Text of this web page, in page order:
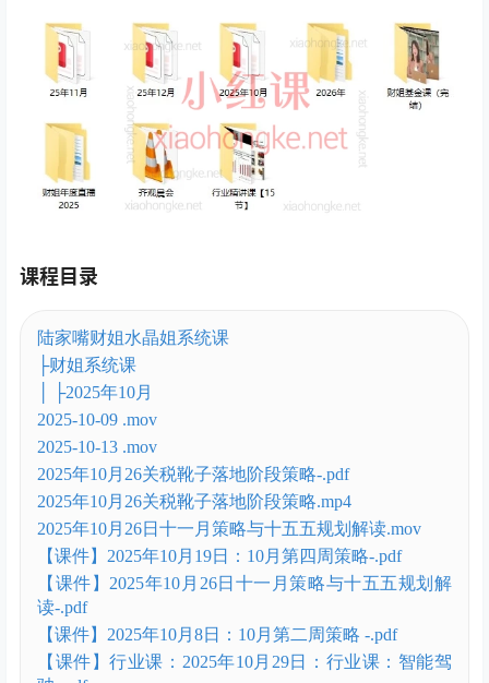
课程目录
陆家嘴财姐水晶姐系统课
├财姐系统课
│ ├2025年10月
2025-10-09 .mov
2025-10-13 .mov